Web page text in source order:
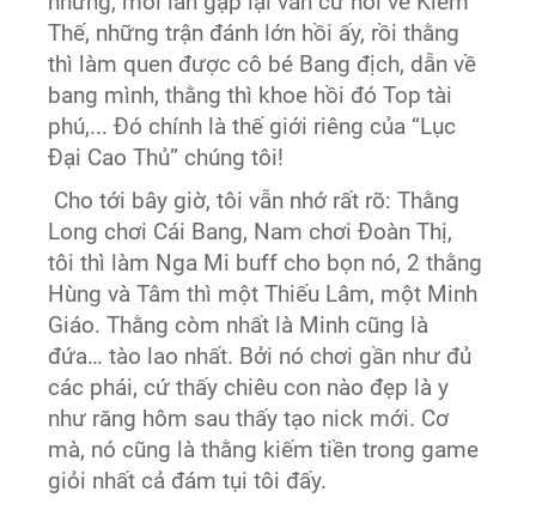
Thế, những trận đánh lớn hồi ấy, rồi thằng
thì làm quen được cô bé Bang địch, dẫn về
bang mình, thằng thì khoe hồi đó Top tài
phú,... Đó chính là thế giới riêng của “Lục
Đại Cao Thủ” chúng tôi!
Cho tới bây giờ, tôi vẫn nhớ rất rõ: Thằng
Long chơi Cái Bang, Nam chơi Đoàn Thị,
tôi thì làm Nga Mi buff cho bọn nó, 2 thằng
Hùng và Tâm thì một Thiếu Lâm, một Minh
Giáo. Thằng còm nhất là Minh cũng là
đứa… tào lao nhất. Bởi nó chơi gần như đủ
các phái, cứ thấy chiêu con nào đẹp là y
như răng hôm sau thấy tạo nick mới. Cơ
mà, nó cũng là thằng kiếm tiền trong game
giỏi nhất cả đám tụi tôi đấy.